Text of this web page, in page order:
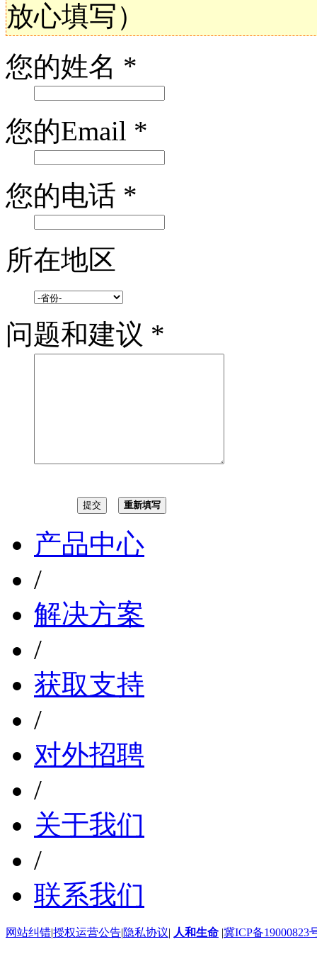
放心填写）
您的姓名 *
您的Email *
您的电话 *
所在地区
问题和建议 *
重新填写
产品中心
/
解决方案
/
获取支持
/
对外招聘
/
关于我们
/
联系我们
网站纠错|授权运营公告|隐私协议| 人和生命 |冀ICP备19000823